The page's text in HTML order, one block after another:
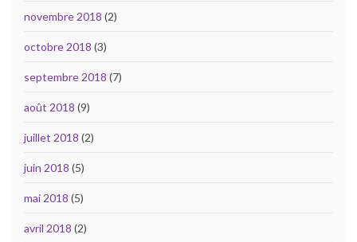
novembre 2018 (2)
octobre 2018 (3)
septembre 2018 (7)
août 2018 (9)
juillet 2018 (2)
juin 2018 (5)
mai 2018 (5)
avril 2018 (2)